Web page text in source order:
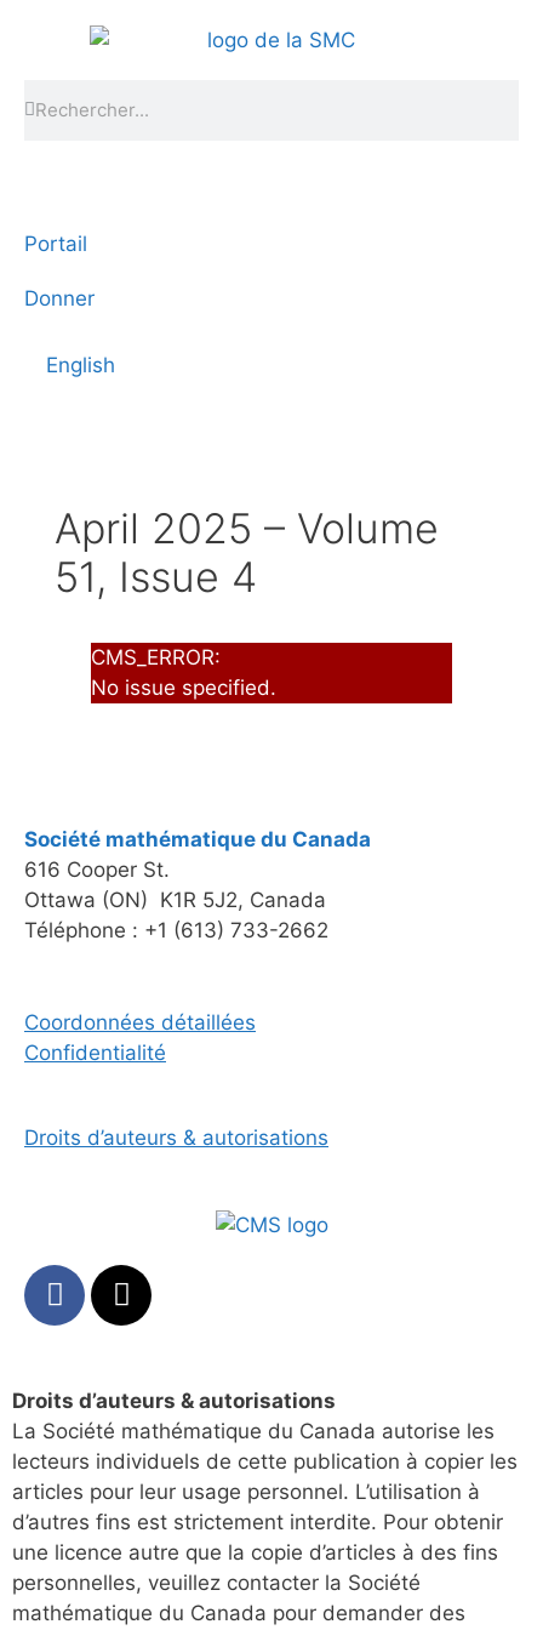
Portail
Donner
English
April 2025 – Volume
51, Issue 4
CMS_ERROR:
No issue specified.
Société mathématique du Canada
616 Cooper St.
Ottawa (ON) K1R 5J2, Canada
Téléphone : +1 (613) 733-2662
Coordonnées détaillées
Confidentialité
Droits d’auteurs & autorisations
Droits d’auteurs & autorisations
La Société mathématique du Canada autorise les
lecteurs individuels de cette publication à copier les
articles pour leur usage personnel. L’utilisation à
d’autres fins est strictement interdite. Pour obtenir
une licence autre que la copie d’articles à des fins
personnelles, veuillez contacter la Société
mathématique du Canada pour demander des